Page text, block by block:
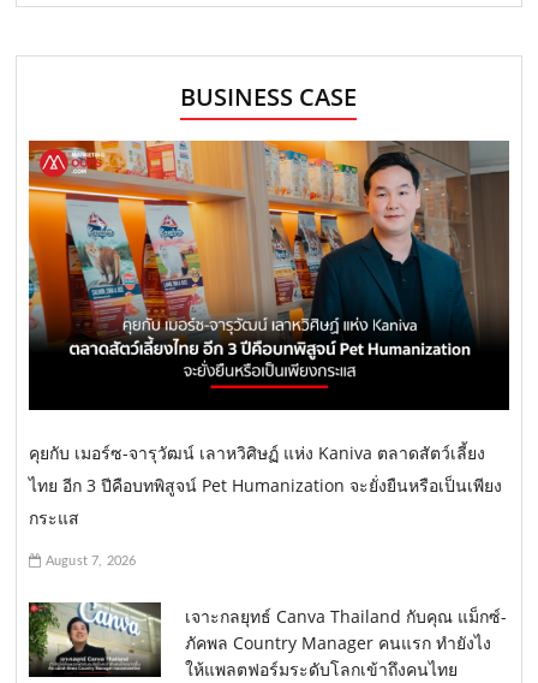
BUSINESS CASE
คุยกับ เมอร์ซ-จารุวัฒน์ เลาหวิศิษฏ์ แห่ง Kaniva ตลาดสัตว์เลี้ยง
ไทย อีก 3 ปีคือบทพิสูจน์ Pet Humanization จะยั่งยืนหรือเป็นเพียง
กระแส
August 7, 2026
เจาะกลยุทธ์ Canva Thailand กับคุณ แม็กซ์-
ภัคพล Country Manager คนแรก ทำยังไง
ให้แพลตฟอร์มระดับโลกเข้าถึงคนไทย